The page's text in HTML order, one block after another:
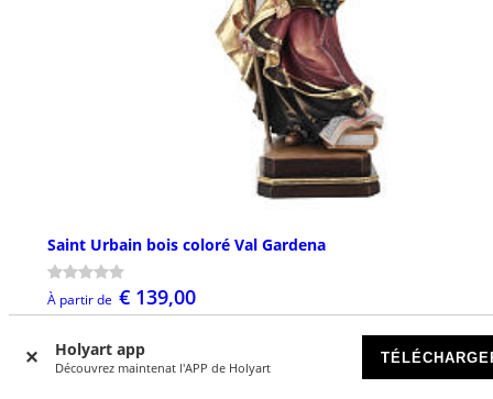
Holyart app
Découvrez maintenat l'APP de Holyart
Saint Urbain bois coloré Val Gardena
À partir de € 139,00